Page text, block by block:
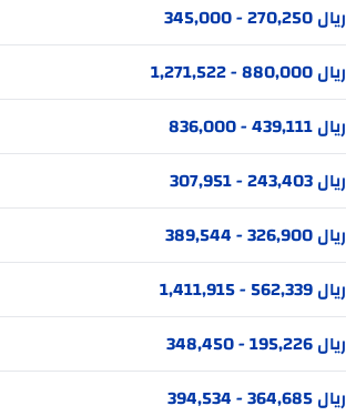
ريال 270,250 - 345,000
ريال 880,000 - 1,271,522
ريال 439,111 - 836,000
ريال 243,403 - 307,951
ريال 326,900 - 389,544
ريال 562,339 - 1,411,915
ريال 195,226 - 348,450
ريال 364,685 - 394,534